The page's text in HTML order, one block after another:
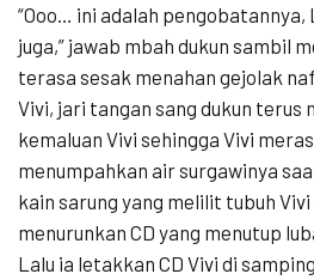
“Ooo… ini adalah pengobatannya,
juga,” jawab mbah dukun sambil
terasa sesak menahan gejolak
Vivi, jari tangan sang dukun terus
kemaluan Vivi sehingga Vivi
menumpahkan air surgawinya
kain sarung yang melilit tubuh Vivi
menurunkan CD yang menutup
Lalu ia letakkan CD Vivi di